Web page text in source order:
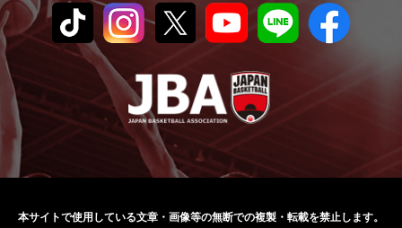
本サイトで使用している文章・画像等の無断での複製・転載を禁止します。